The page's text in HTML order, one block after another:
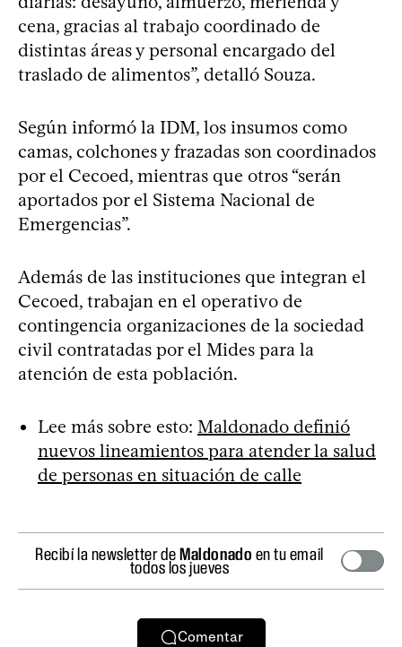
cena, gracias al trabajo coordinado de
distintas áreas y personal encargado del
traslado de alimentos”, detalló Souza.
Según informó la IDM, los insumos como
camas, colchones y frazadas son coordinados
por el Cecoed, mientras que otros “serán
aportados por el Sistema Nacional de
Emergencias”.
Además de las instituciones que integran el
Cecoed, trabajan en el operativo de
contingencia organizaciones de la sociedad
civil contratadas por el Mides para la
atención de esta población.
Lee más sobre esto: Maldonado definió
nuevos lineamientos para atender la salud
de personas en situación de calle
Recibí la newsletter deMaldonado en tu email
todos los jueves
Comentar